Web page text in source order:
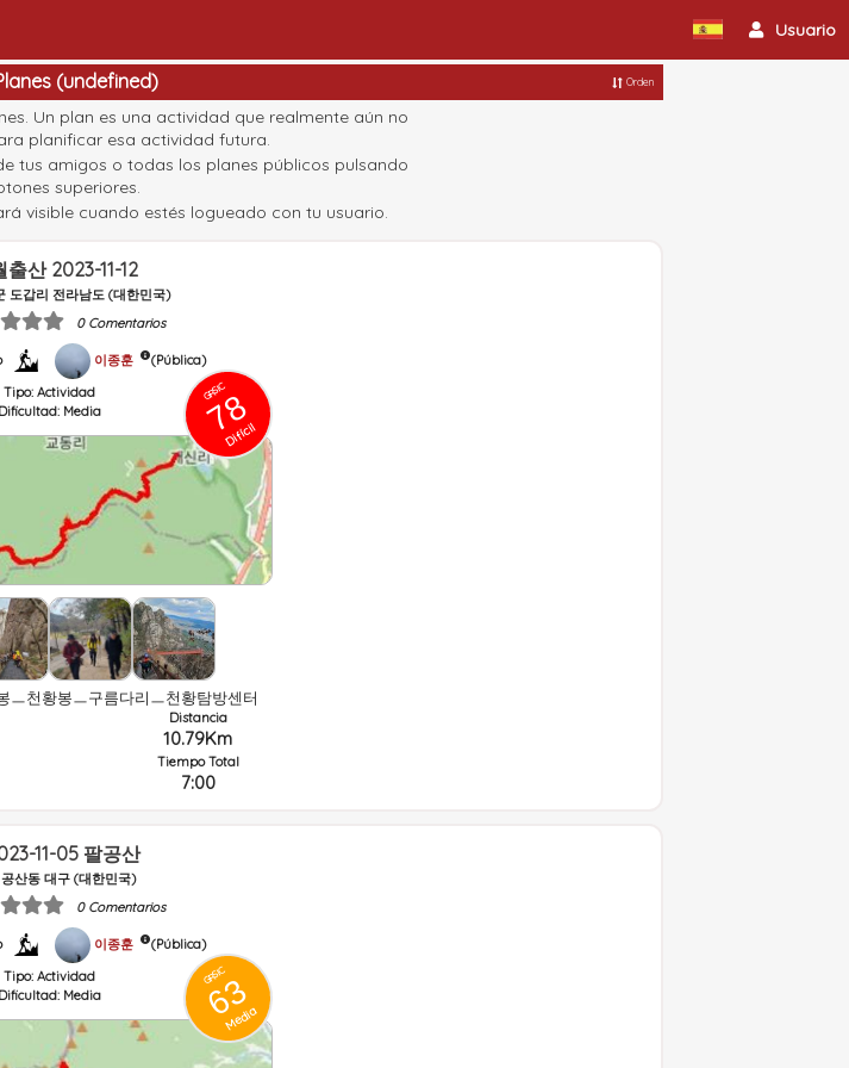
Usuario
(undefined) Orden
Un plan es una actividad que realmente aún no
planificar esa actividad futura.
tus amigos o todas los planes públicos pulsando
superiores.
visible cuando estés logueado con tu usuario.
출산 2023-11-12
도갑리 전라남도 (대한민국)
0 Comentarios
이종훈
(Pública)
Tipo: Actividad
Dificultad: Media
GRSIC
78
Difícil
ㅡ천황봉ㅡ구름다리ㅡ천황탐방센터
Distancia
10.79Km
Tiempo Total
7:00
11-05 팔공산
산동 대구 (대한민국)
0 Comentarios
이종훈
(Pública)
Tipo: Actividad
Dificultad: Media
GRSIC
63
Media